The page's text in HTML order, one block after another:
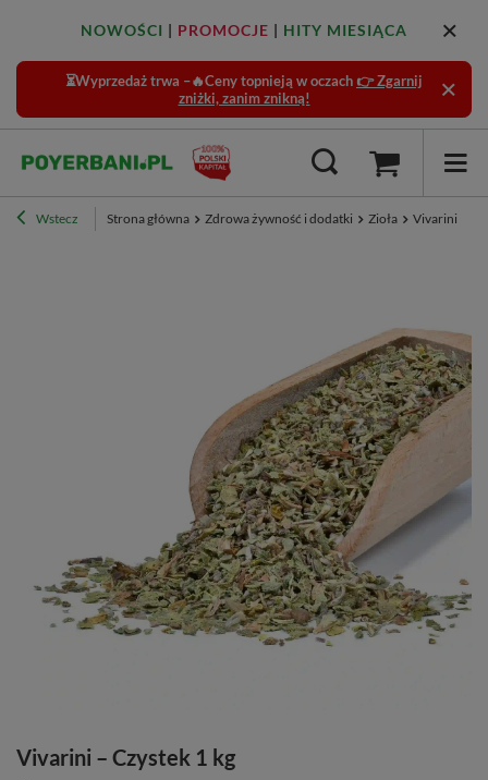
NOWOŚCI | PROMOCJE | HITY MIESIĄCA
⏳Wyprzedaż trwa –🔥Ceny topnieją w oczach 👉 Zgarnij
zniżki, zanim znikną!
Wstecz Strona główna Zdrowa żywność i dodatki Zioła Vivarini –
Vivarini – Czystek 1 kg